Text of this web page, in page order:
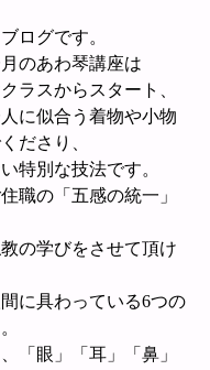
ログです。
のあわ琴講座は
ラスからスタート、
に似合う着物や小物
ださり、
特別な技法です。
職の「五感の統一」
の学びをさせて頂け
に具わっている6つの
「眼」「耳」「鼻」